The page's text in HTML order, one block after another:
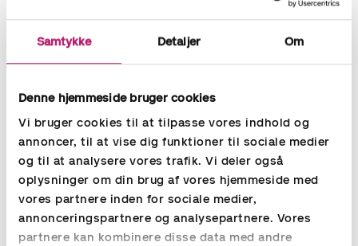
Samtykke Detaljer Om
Denne hjemmeside bruger cookies
Vi bruger cookies til at tilpasse vores indhold og
annoncer, til at vise dig funktioner til sociale medier
og til at analysere vores trafik. Vi deler også
oplysninger om din brug af vores hjemmeside med
vores partnere inden for sociale medier,
annonceringspartnere og analysepartnere. Vores
partnere kan kombinere disse data med andre
Gennem vores konstant opdaterede kandidatdatabase og
earch & Selection
finder vi hurtigt kompetent personale
til din virksomhed, også når opgaverne melder sig akut.
Rekruttering af økonomi,
regnskabsmedarbejdere og lønmedarbejdere -
Læs mere